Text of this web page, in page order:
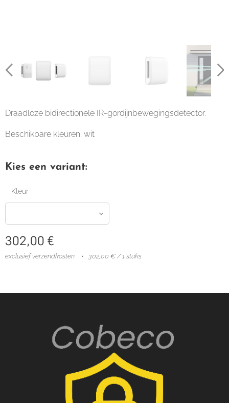
Draadloze bidirectionele IR-gordijnbewegingsdetector.
Beschikbare kleuren: wit
Kies een variant:
Kleur
302,00 €
exclusief verzendkosten 302,00 € / 1 stuks